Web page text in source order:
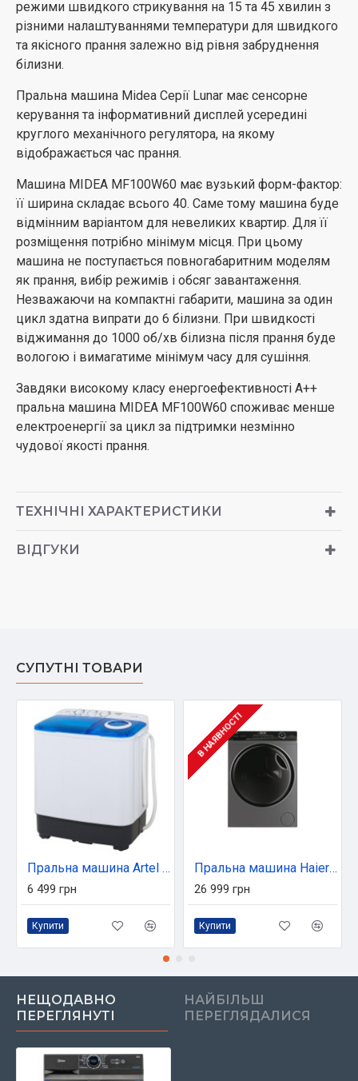
режими швидкого стрикування на 15 та 45 хвилин з
різними налаштуваннями температури для швидкого
та якісного прання залежно від рівня забруднення
білизни.
Пральна машина Midea Серії Lunar має сенсорне
керування та інформативний дисплей усередині
круглого механічного регулятора, на якому
відображається час прання.
Машина MIDEA MF100W60 має вузький форм-фактор:
її ширина складає всього 40. Саме тому машина буде
відмінним варіантом для невеликих квартир. Для її
розміщення потрібно мінімум місця. При цьому
машина не поступається повногабаритним моделям
як прання, вибір режимів і обсяг завантаження.
Незважаючи на компактні габарити, машина за один
цикл здатна випрати до 6 білизни. При швидкості
віджимання до 1000 об/хв білизна після прання буде
вологою і вимагатиме мінімум часу для сушіння.
Завдяки високому класу енергоефективності А++
пральна машина MIDEA MF100W60 споживає менше
електроенергії за цикл за підтримки незмінно
чудової якості прання.
ТЕХНІЧНІ ХАРАКТЕРИСТИКИ
ВІДГУКИ
СУПУТНІ ТОВАРИ
Пральна машина Artel ARTTE60blue
6 499 грн
Купити
В НАЯВНОСТІ
Пральна машина Haier HWD80-B14959S8U1
26 999 грн
Купити
НЕЩОДАВНО
ПЕРЕГЛЯНУТІ
НАЙБІЛЬШ
ПЕРЕГЛЯДАЛИСЯ